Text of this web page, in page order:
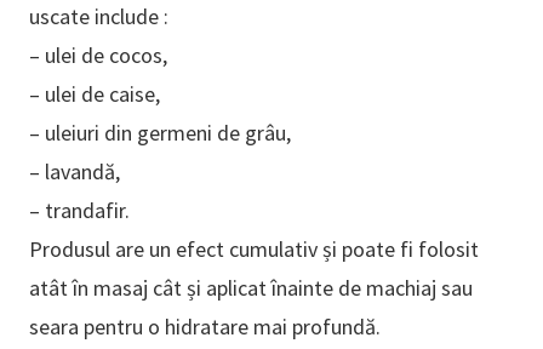
uscate include :
– ulei de cocos,
– ulei de caise,
– uleiuri din germeni de grâu,
– lavandă,
– trandafir.
Produsul are un efect cumulativ și poate fi folosit
atât în masaj cât și aplicat înainte de machiaj sau
seara pentru o hidratare mai profundă.